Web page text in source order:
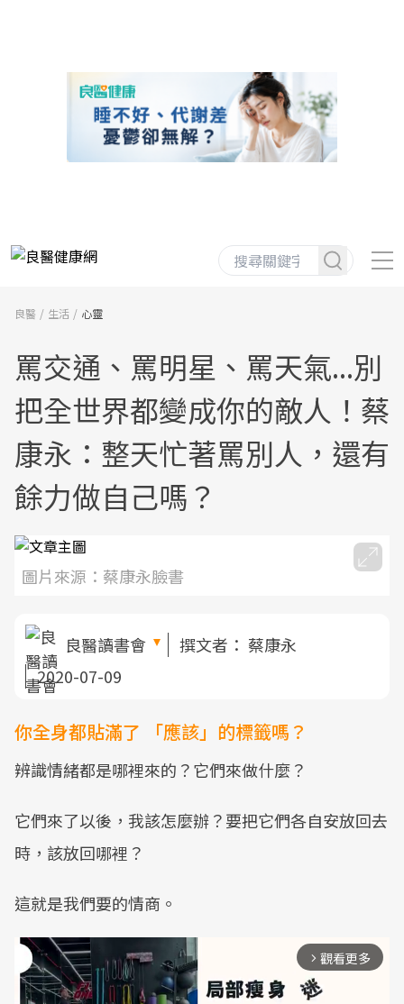
良醫 生活 心靈
罵交通、罵明星、罵天氣...別
把全世界都變成你的敵人！蔡
康永：整天忙著罵別人，還有
餘力做自己嗎？
圖片來源：蔡康永臉書
良醫讀書會 撰文者： 蔡康永
2020-07-09
你全身都貼滿了 「應該」的標籤嗎？
辨識情緒都是哪裡來的？它們來做什麼？
它們來了以後，我該怎麼辦？要把它們各自安放回去
時，該放回哪裡？
這就是我們要的情商。
arrow_forward_ios 觀看更多